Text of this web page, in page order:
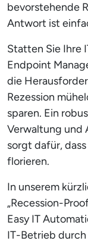
bevorstehende
Antwort ist
Statten Sie Ihre
Endpoint
die
Rezession
sparen. Ein
Verwaltung und
sorgt dafür,
florieren.
In unserem
„Recession-
Easy IT
IT-Betrieb